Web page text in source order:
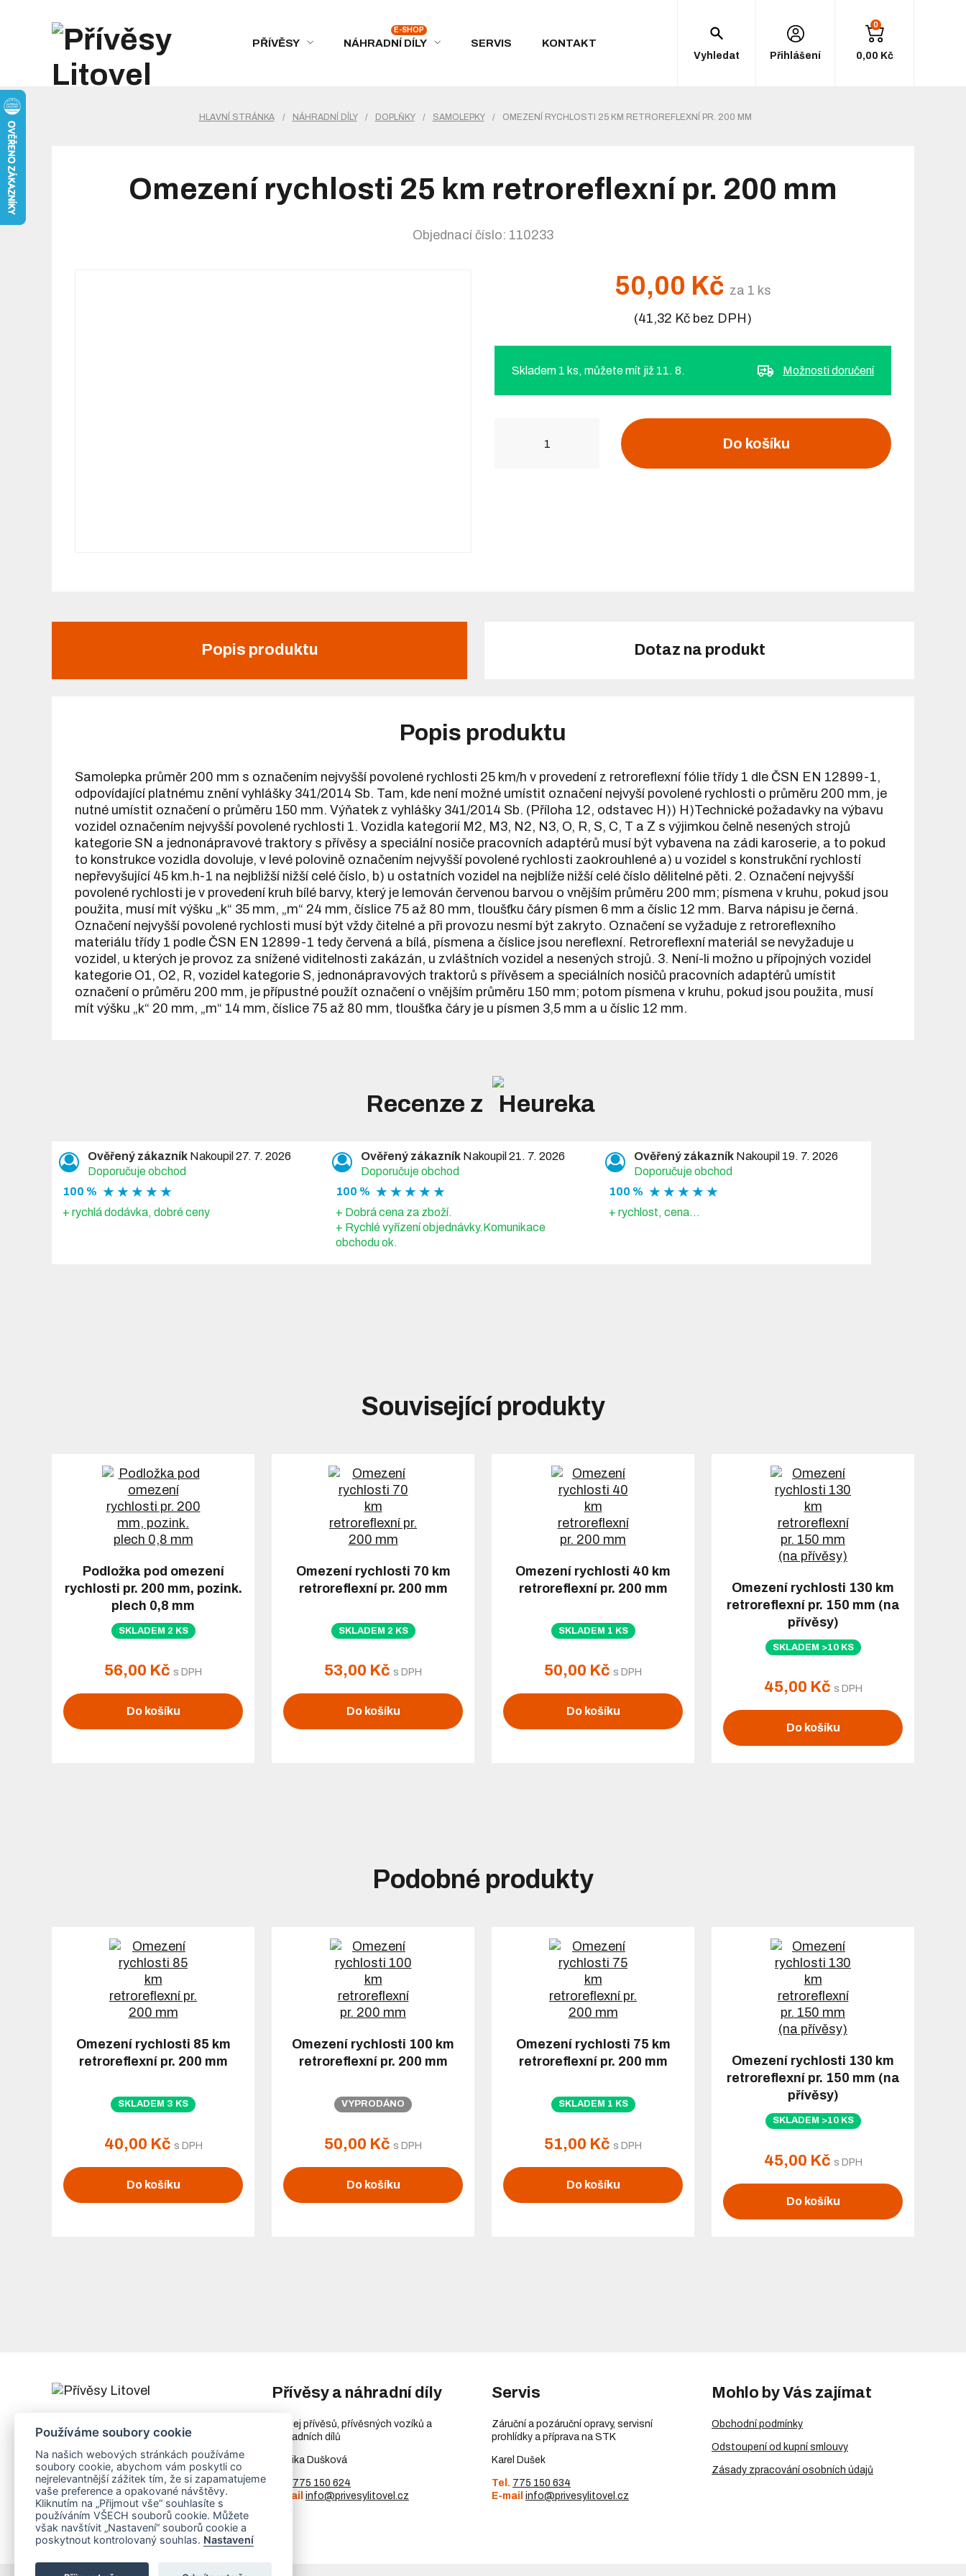
PŘÍVĚSY NÁHRADNÍ DÍLY SERVIS KONTAKT
Vyhledat Přihlášení
0
0,00 Kč
HLAVNÍ STRÁNKA / NÁHRADNÍ DÍLY / DOPLŇKY / SAMOLEPKY / OMEZENÍ RYCHLOSTI 25 KM RETROREFLEXNÍ PR. 200 MM
Omezení rychlosti 25 km retroreflexní pr. 200 mm
Objednací číslo: 110233
50,00 Kč za 1 ks
(41,32 Kč bez DPH)
Skladem 1 ks, můžete mít již 11. 8. Možnosti doručení
Do košíku
Popis produktu Dotaz na produkt
Popis produktu
Samolepka průměr 200 mm s označením nejvyšší povolené rychlosti 25 km/h v provedení z retroreflexní fólie třídy 1 dle ČSN EN 12899-1,
odpovídající platnému znění vyhlášky 341/2014 Sb. Tam, kde není možné umístit označení nejvyší povolené rychlosti o průměru 200 mm, je
nutné umístit označení o průměru 150 mm. Výňatek z vyhlášky 341/2014 Sb. (Příloha 12, odstavec H)) H)Technické požadavky na výbavu
vozidel označením nejvyšší povolené rychlosti 1. Vozidla kategorií M2, M3, N2, N3, O, R, S, C, T a Z s výjimkou čelně nesených strojů
kategorie SN a jednonápravové traktory s přívěsy a speciální nosiče pracovních adaptérů musí být vybavena na zádi karoserie, a to pokud
to konstrukce vozidla dovoluje, v levé polovině označením nejvyšší povolené rychlosti zaokrouhlené a) u vozidel s konstrukční rychlostí
nepřevyšující 45 km.h-1 na nejbližší nižší celé číslo, b) u ostatních vozidel na nejblíže nižší celé číslo dělitelné pěti. 2. Označení nejvyšší
povolené rychlosti je v provedení kruh bílé barvy, který je lemován červenou barvou o vnějším průměru 200 mm; písmena v kruhu, pokud jsou
použita, musí mít výšku „k“ 35 mm, „m“ 24 mm, číslice 75 až 80 mm, tloušťku čáry písmen 6 mm a číslic 12 mm. Barva nápisu je černá.
Označení nejvyšší povolené rychlosti musí být vždy čitelné a při provozu nesmí být zakryto. Označení se vyžaduje z retroreflexního
materiálu třídy 1 podle ČSN EN 12899-1 tedy červená a bílá, písmena a číslice jsou nereflexní. Retroreflexní materiál se nevyžaduje u
vozidel, u kterých je provoz za snížené viditelnosti zakázán, u zvláštních vozidel a nesených strojů. 3. Není-li možno u přípojných vozidel
kategorie O1, O2, R, vozidel kategorie S, jednonápravových traktorů s přívěsem a speciálních nosičů pracovních adaptérů umístit
označení o průměru 200 mm, je přípustné použít označení o vnějším průměru 150 mm; potom písmena v kruhu, pokud jsou použita, musí
mít výšku „k“ 20 mm, „m“ 14 mm, číslice 75 až 80 mm, tloušťka čáry je u písmen 3,5 mm a u číslic 12 mm.
Recenze z
Ověřený zákazník Nakoupil 27. 7. 2026
Doporučuje obchod
100 % ★ ★ ★ ★ ★
+ rychlá dodávka, dobré ceny
Ověřený zákazníkNakoupil 21. 7. 2026
Doporučuje obchod
100 % ★ ★ ★ ★ ★
+ Dobrá cena za zboží.
+ Rychlé vyřízení objednávky.Komunikace
obchodu ok.
Ověřený zákazníkNakoupil 19. 7. 2026
Doporučuje obchod
100 % ★ ★ ★ ★ ★
+ rychlost, cena...
Související produkty
Podložka pod omezení
rychlosti pr. 200 mm, pozink.
plech 0,8 mm
SKLADEM 2 KS
56,00 Kč s DPH
Do košíku
Omezení rychlosti 70 km
retroreflexní pr. 200 mm
SKLADEM 2 KS
53,00 Kč s DPH
Do košíku
Omezení rychlosti 40 km
retroreflexní pr. 200 mm
SKLADEM 1 KS
50,00 Kč s DPH
Do košíku
Omezení rychlosti 130 km
retroreflexní pr. 150 mm (na
přívěsy)
SKLADEM >10 KS
45,00 Kč s DPH
Do košíku
Podobné produkty
Omezení rychlosti 85 km
retroreflexní pr. 200 mm
SKLADEM 3 KS
40,00 Kč s DPH
Do košíku
Omezení rychlosti 100 km
retroreflexní pr. 200 mm
VYPRODÁNO
50,00 Kč s DPH
Do košíku
Omezení rychlosti 75 km
retroreflexní pr. 200 mm
SKLADEM 1 KS
51,00 Kč s DPH
Do košíku
Omezení rychlosti 130 km
retroreflexní pr. 150 mm (na
přívěsy)
SKLADEM >10 KS
45,00 Kč s DPH
Do košíku
78401 Litovel
IČ73023205
DIČCZ8253255307
Přívěsy a náhradní díly
Prodej přívěsů, přívěsných vozíků a
náhradních dílů
Monika Dušková
775 150 624
E-mail info@privesylitovel.cz
Servis
Záruční a pozáruční opravy, servisní
prohlídky a příprava na STK
Karel Dušek
Tel. 775 150 634
E-mail info@privesylitovel.cz
Mohlo by Vás zajímat
Obchodní podmínky
Odstoupení od kupní smlouvy
Zásady zpracování osobních údajů
Používáme soubory cookie
Na našich webových stránkách používáme
soubory cookie, abychom vám poskytli co
nejrelevantnější zážitek tím, že si zapamatujeme
vaše preference a opakované návštěvy.
Kliknutím na „Přijmout vše“ souhlasíte s
používáním VŠECH souborů cookie. Můžete
však navštívit „Nastavení“ souborů cookie a
poskytnout kontrolovaný souhlas. Nastavení